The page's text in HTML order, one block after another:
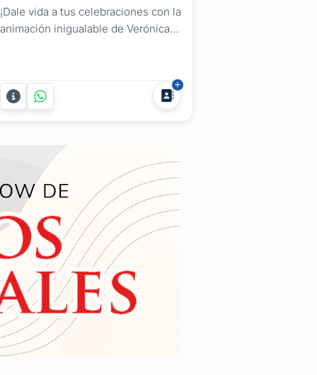
¡Dale vida a tus celebraciones con la
animación inigualable de Verónica
cualquier punto de Uruguay,
estaremos allí para garantizar que tu
Fiesta, Despedida de Año,
sea una experiencia inolvidable....